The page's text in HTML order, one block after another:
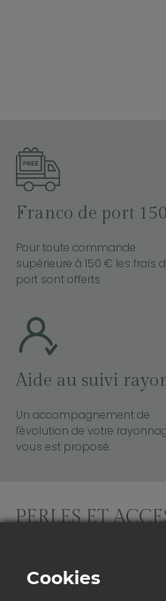
Franco de port
Pour toute commande
supérieure à 150 € les frais
port sont offerts
Aide au suivi
Un accompagnement de
l'évolution de votre
vous est proposé.
Distributeur de perles et
Cookies